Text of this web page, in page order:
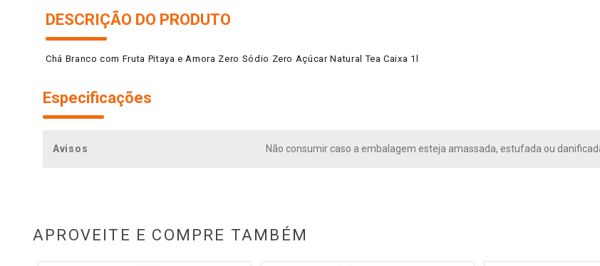
DESCRIÇÃO DO PRODUTO
Chá Branco com Fruta Pitaya e Amora Zero Sódio Zero Açúcar Natural Tea Caixa 1l
Especificações
Avisos Não consumir caso a embalagem esteja amassada, estufada ou
APROVEITE E COMPRE TAMBÉM